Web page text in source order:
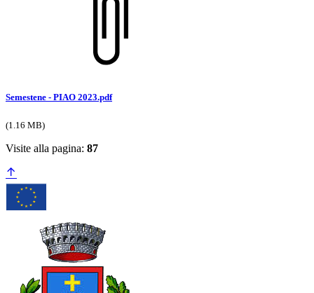
Semestene - PIAO 2023.pdf
(1.16 MB)
Visite alla pagina: 87